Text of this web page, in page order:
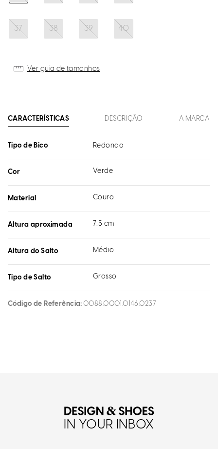
37 38 39 40
Ver guia de tamanhos
CARACTERÍSTICAS DESCRIÇÃO A MARCA
Tipo de Bico Redondo
Cor Verde
Material Couro
Altura aproximada 7,5 cm
Altura do Salto Médio
Tipo de Salto Grosso
Código de Referência 0088.0001.0146.0237
IN YOUR INBOX